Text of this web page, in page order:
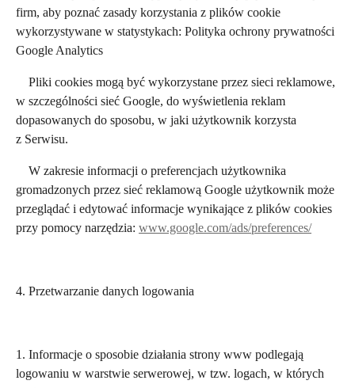
firm, aby poznać zasady korzystania z plików cookie
wykorzystywane w statystykach: Polityka ochrony prywatności
Google Analytics
Pliki cookies mogą być wykorzystane przez sieci reklamowe,
w szczególności sieć Google, do wyświetlenia reklam
dopasowanych do sposobu, w jaki użytkownik korzysta
z Serwisu.
W zakresie informacji o preferencjach użytkownika
gromadzonych przez sieć reklamową Google użytkownik może
przeglądać i edytować informacje wynikające z plików cookies
przy pomocy narzędzia: www.google.com/ads/preferences/
4. Przetwarzanie danych logowania
1. Informacje o sposobie działania strony www podlegają
logowaniu w warstwie serwerowej, w tzw. logach, w których